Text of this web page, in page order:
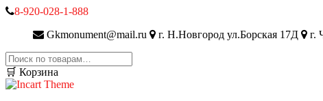
8-920-028-1-888
Gkmonument@mail.ru
г. Н.Новгород ул.Борская 17Д
г.
Искать:
🛒 Корзина